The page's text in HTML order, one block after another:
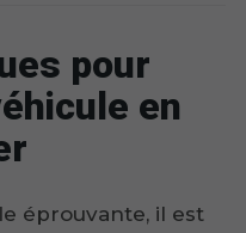
pour
en
éprouvante, il est